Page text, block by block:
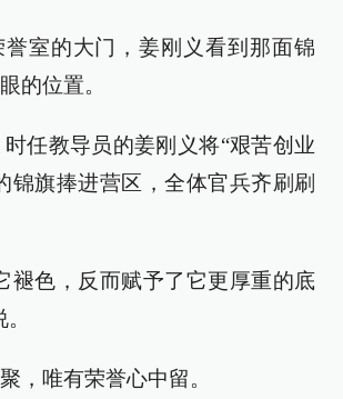
室的大门，姜刚义看到那面锦
的位置。
时任教导员的姜刚义将“艰苦创业
锦旗捧进营区，全体官兵齐刷刷
褪色，反而赋予了它更厚重的底
，唯有荣誉心中留。